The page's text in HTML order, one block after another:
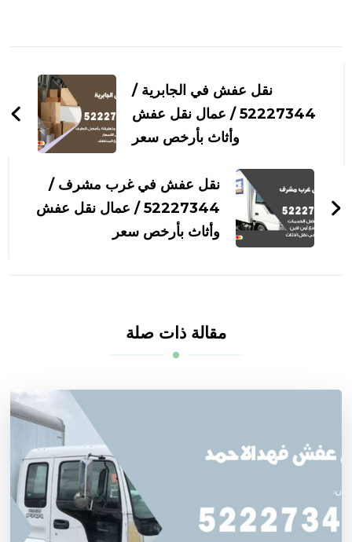
التدوينات
نقل عفش في الجابرية /
52227344 / عمال نقل عفش
وأثاث بأرخص سعر
نقل عفش في غرب مشرف /
52227344 / عمال نقل عفش
وأثاث بأرخص سعر
مقالة ذات صلة